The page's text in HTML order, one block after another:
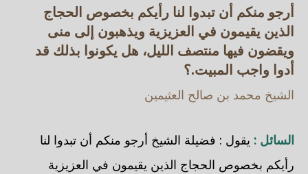
أرجو منكم أن تبدوا لنا رأيكم بخصوص الحجاج
الذين يقيمون في العزيزية ويذهبون إلى منى
ويقضون فيها منتصف الليل، هل يكونوا بذلك قد
أدوا واجب المبيت.؟
الشيخ محمد بن صالح العثيمين
السائل : يقول : فضيلة الشيخ أرجو منكم أن تبدوا لنا
رأيكم بخصوص الحجاج الذين يقيمون في العزيزية